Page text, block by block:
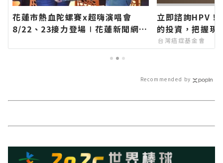
花蓮市熱血陀螺賽x超嗨演唱會
8/22、23接力登場∣花蓮新聞網官
聞報導 最新的在地資訊！
立即諮詢HPV！
的投資，把握現
台灣癌症基金會
Recommended by